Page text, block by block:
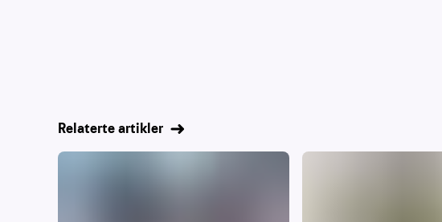
Relaterte artikler